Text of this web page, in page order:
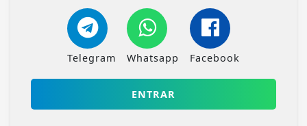
Telegram Whatsapp Facebook
ENTRAR